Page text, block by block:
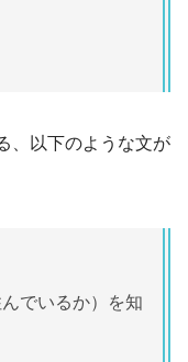
、以下のような文が
でいるか）を知